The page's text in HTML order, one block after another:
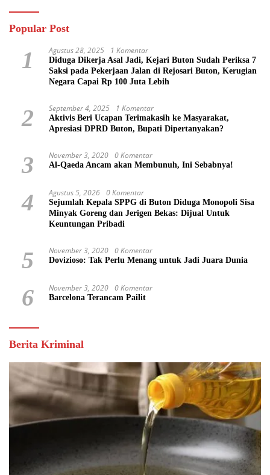
Popular Post
1 Agustus 28, 2025 1 Komentar
Diduga Dikerja Asal Jadi, Kejari Buton Sudah Periksa 7
Saksi pada Pekerjaan Jalan di Rejosari Buton, Kerugian
Negara Capai Rp 100 Juta Lebih
2 September 4, 2025 1 Komentar
Aktivis Beri Ucapan Terimakasih ke Masyarakat,
Apresiasi DPRD Buton, Bupati Dipertanyakan?
3 November 3, 2020 0 Komentar
Al-Qaeda Ancam akan Membunuh, Ini Sebabnya!
4 Agustus 5, 2026 0 Komentar
Sejumlah Kepala SPPG di Buton Diduga Monopoli Sisa
Minyak Goreng dan Jerigen Bekas: Dijual Untuk
Keuntungan Pribadi
5 November 3, 2020 0 Komentar
Dovizioso: Tak Perlu Menang untuk Jadi Juara Dunia
6 November 3, 2020 0 Komentar
Barcelona Terancam Pailit
Berita Kriminal